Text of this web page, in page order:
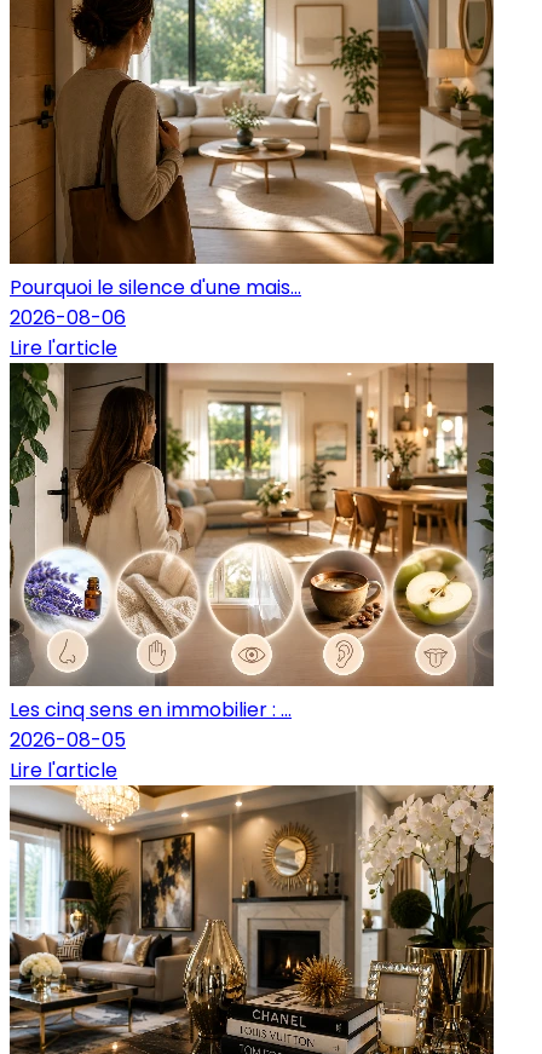
Pourquoi le silence d'une mais...
2026-08-06
Lire l'article
Les cinq sens en immobilier : ...
2026-08-05
Lire l'article